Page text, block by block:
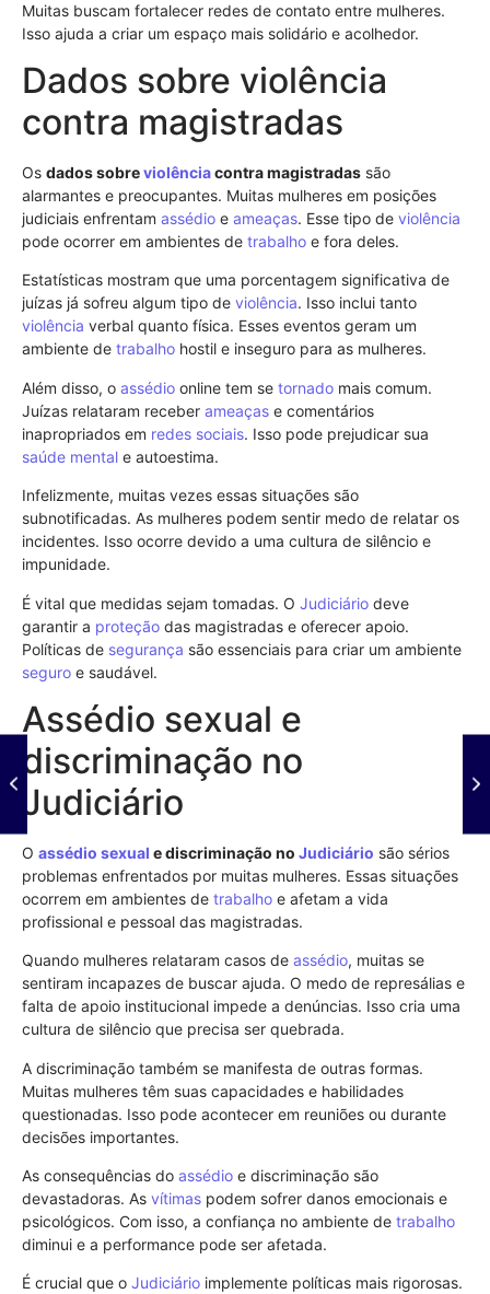
Muitas buscam fortalecer redes de contato entre mulheres.
Isso ajuda a criar um espaço mais solidário e acolhedor.
Dados sobre violência
contra magistradas
Os dados sobreviolênciacontra magistradas são
alarmantes e preocupantes. Muitas mulheres em posições
judiciais enfrentam assédio e ameaças. Esse tipo de violência
pode ocorrer em ambientes de trabalho e fora deles.
Estatísticas mostram que uma porcentagem significativa de
juízas já sofreu algum tipo de violência. Isso inclui tanto
violência verbal quanto física. Esses eventos geram um
ambiente de trabalho hostil e inseguro para as mulheres.
Além disso, o assédio online tem se tornado mais comum.
Juízas relataram receber ameaças e comentários
inapropriados em redes sociais. Isso pode prejudicar sua
saúde mental e autoestima.
Infelizmente, muitas vezes essas situações são
subnotificadas. As mulheres podem sentir medo de relatar os
incidentes. Isso ocorre devido a uma cultura de silêncio e
impunidade.
É vital que medidas sejam tomadas. O Judiciário deve
garantir a proteção das magistradas e oferecer apoio.
Políticas de segurança são essenciais para criar um ambiente
seguro e saudável.
Assédio sexual e
discriminação no
Judiciário
O assédio sexual e discriminação no Judiciário são sérios
problemas enfrentados por muitas mulheres. Essas situações
ocorrem em ambientes de trabalho e afetam a vida
profissional e pessoal das magistradas.
Quando mulheres relataram casos de assédio, muitas se
sentiram incapazes de buscar ajuda. O medo de represálias e
falta de apoio institucional impede a denúncias. Isso cria uma
cultura de silêncio que precisa ser quebrada.
A discriminação também se manifesta de outras formas.
Muitas mulheres têm suas capacidades e habilidades
questionadas. Isso pode acontecer em reuniões ou durante
decisões importantes.
As consequências do assédio e discriminação são
devastadoras. As vítimas podem sofrer danos emocionais e
psicológicos. Com isso, a confiança no ambiente de trabalho
diminui e a performance pode ser afetada.
É crucial que o Judiciário implemente políticas mais rigorosas.